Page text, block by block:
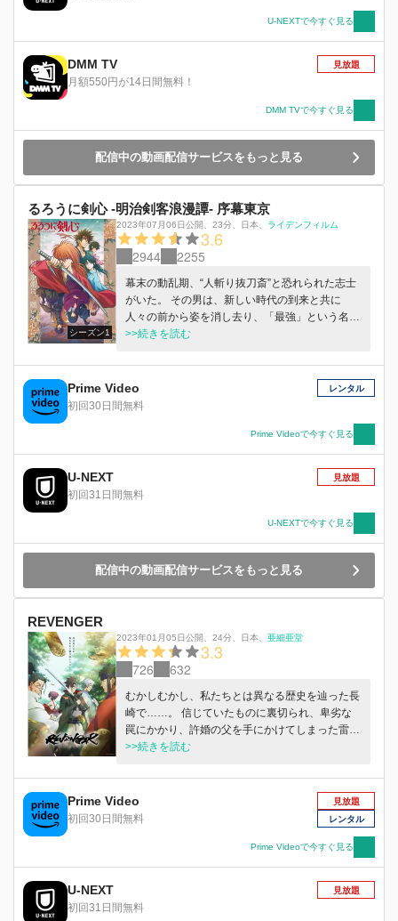
U-NEXTで今すぐ見る
DMM TV
月額550円が14日間無料！
見放題
DMM TVで今すぐ見る
配信中の動画配信サービスをもっと見る
るろうに剣心 -明治剣客浪漫譚- 序幕東京
シーズン1
2023年07月06日公開 23分 日本 ライデンフィルム
3.6
2944 2255
幕末の動乱期、“人斬り抜刀斎”と恐れられた志士
がいた。 その男は、新しい時代の到来と共に
人々の前から姿を消し去り、「最強」という名の
伝説と化していった。 時は流れ――明治十一
の剣客・緋村剣心は、神谷活心流の師範代・神谷
薫と出会う。 剣心は、活心流を騙る辻斬り「人
斬り抜刀斎」の事件を解決したことをきっかけ
族出身の明神弥彦、喧嘩屋を称する相楽左之助と
いった仲間たちとの出会い 過去の因縁によって
戦うこととなる宿敵たちとの対峙。 新しい時代
を懸命に生きる人々による明治剣客浪漫譚、ここ
に開幕――！
>>続きを読む
Prime Video
初回30日間無料
レンタル
Prime Videoで今すぐ見る
U-NEXT
初回31日間無料
見放題
U-NEXTで今すぐ見る
配信中の動画配信サービスをもっと見る
REVENGER
2023年01月05日公開 24分 日本 亜細亜堂
3.3
726 632
むかしむかし、私たちとは異なる歴史を辿った長
崎で……。 信じていたものに裏切られ、卑劣な
罠にかかり、許婚の父を手にかけてしまった雷
蔵。 許されない罪を背負い、自らも絶体絶命の
屋」に救われる。 実は、彼らの正体は力なき人
たちの復讐を代行する殺し屋、「REVENGER」
だった。 長崎で起きた事件の真相を追う中で、
彼らは大きな陰謀に巻き込まれていく--。
>>続きを読む
Prime Video
初回30日間無料
見放題
レンタル
Prime Videoで今すぐ見る
U-NEXT
初回31日間無料
見放題